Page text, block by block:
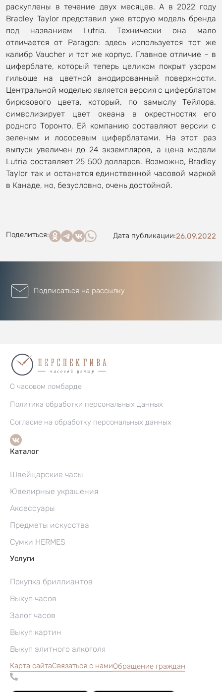
раскуплены в течение двух месяцев. А в 2022 году
Bradley Taylor представил уже вторую модель бренда
под названием Lutria. Технически она мало
отличается от Paragon: здесь используется тот же
калибр Vaucher и тот же корпус. Главное отличие – в
циферблате, который теперь целиком покрыт узором
гильоше на цветной анодированный поверхности.
Центральной моделью является версия с циферблатом
бирюзового цвета, который, по замыслу Тейлора,
символизирует цвет океана в окрестностях его
родного Торонто. Ей компанию составляют версии с
зеленым и лососевым циферблатами. На этот раз
выпуск увеличен до 24 экземпляров, а цена модели
Lutria составляет 25 500 долларов. Возможно, Bradley
Taylor так и останется единственной часовой маркой
в Канаде, но, безусловно, очень достойной.
Поделиться: Дата публикации:26.09.2022
Подписаться на рассылку
О часовом ломбарде
Политика обработки персональных данных
Согласие на обработку персональных данных
Каталог
Швейцарские часы
Ювелирные украшения
Аксессуары
Предметы искусства
Сумки HERMES
Услуги
Покупка бриллиантов
Выкуп часов
Залог часов
Выкуп картин
Выкуп элитного алкоголя
Карта сайтаСвязаться с намиОбращение граждан